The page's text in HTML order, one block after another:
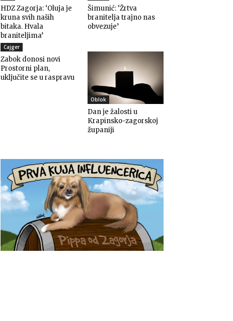
HDZ Zagorja: ‘Oluja je
kruna svih naših
bitaka. Hvala
braniteljima’
Šimunić: ‘Žrtva
branitelja trajno nas
obvezuje’
Cajger
Zabok donosi novi
Prostorni plan,
uključite se u raspravu
Oblok
Dan je žalosti u
Krapinsko-zagorskoj
županiji